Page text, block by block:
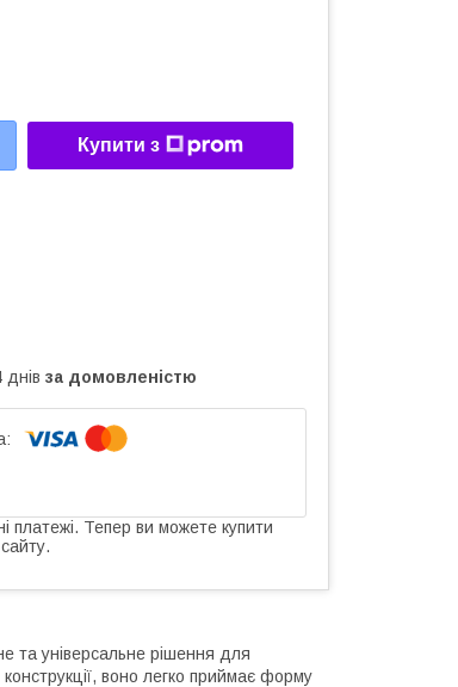
Купити з
за домовленістю
платежі. Тепер ви можете купити
та універсальне рішення для
воно легко приймає форму